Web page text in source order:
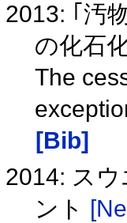
2013: ｢汚
の化石
The
[Bib]
2014: ス
ント